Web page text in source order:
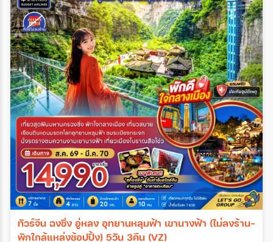
ทัวร์จีน ฉงชิ่ง อู่หลง อุทยานหลุมฟ้า เขานางฟ้า (ไม่ลงร้าน-
พักใกล้แหล่งช้อปปิ้ง) 5วัน 3คืน (VZ)